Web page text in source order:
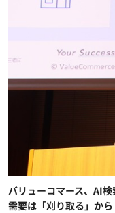
バリューコマース、AI
需要は「刈り取る」か